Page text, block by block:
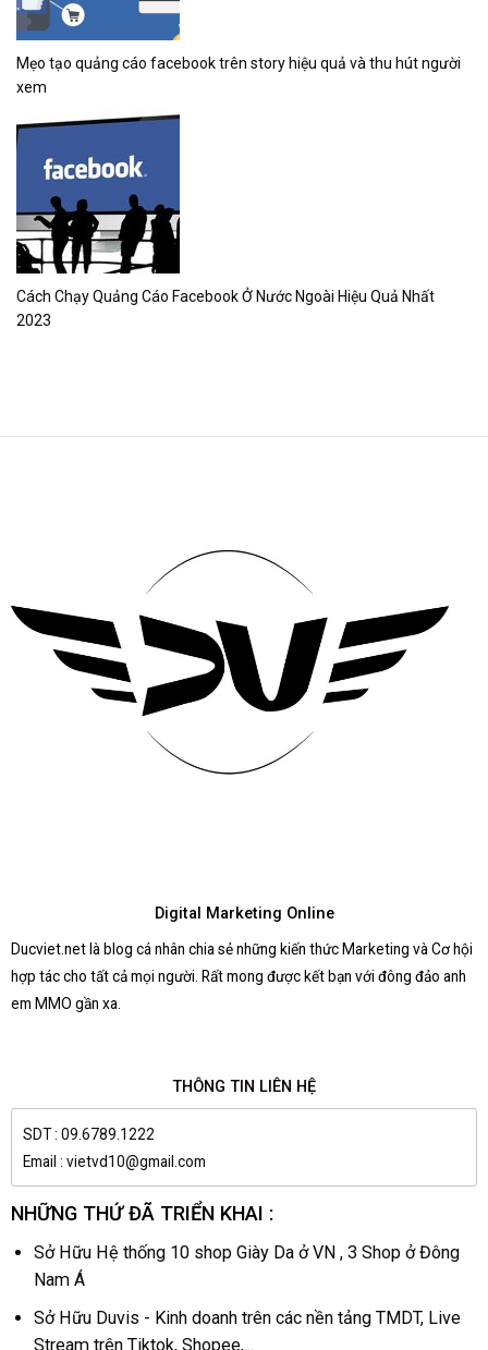
Mẹo tạo quảng cáo facebook trên story hiệu quả và thu hút người
xem
Cách Chạy Quảng Cáo Facebook Ở Nước Ngoài Hiệu Quả Nhất
2023
Digital Marketing Online
Ducviet.net là blog cá nhân chia sẻ những kiến thức Marketing và Cơ hội
hợp tác cho tất cả mọi người. Rất mong được kết bạn với đông đảo anh
em MMO gần xa.
THÔNG TIN LIÊN HỆ
SDT : 09.6789.1222
Email : vietvd10@gmail.com
NHỮNG THỨ ĐÃ TRIỂN KHAI :
Sở Hữu Hệ thống 10 shop Giày Da ở VN , 3 Shop ở Đông
Nam Á
Sở Hữu Duvis - Kinh doanh trên các nền tảng TMDT, Live
Stream trên Tiktok, Shopee,...